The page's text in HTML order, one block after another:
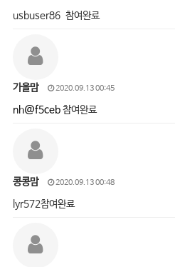
usbuser86 참여완료
가을맘 2020.09.13 00:45
nh@f5ceb참여완료
콩콩맘 2020.09.13 00:48
lyr572참여완료